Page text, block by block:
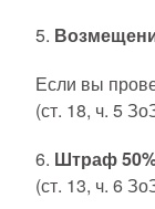
5.
Если вы
(ст. 18, ч. 5
6. Штраф
(ст. 13, ч. 6